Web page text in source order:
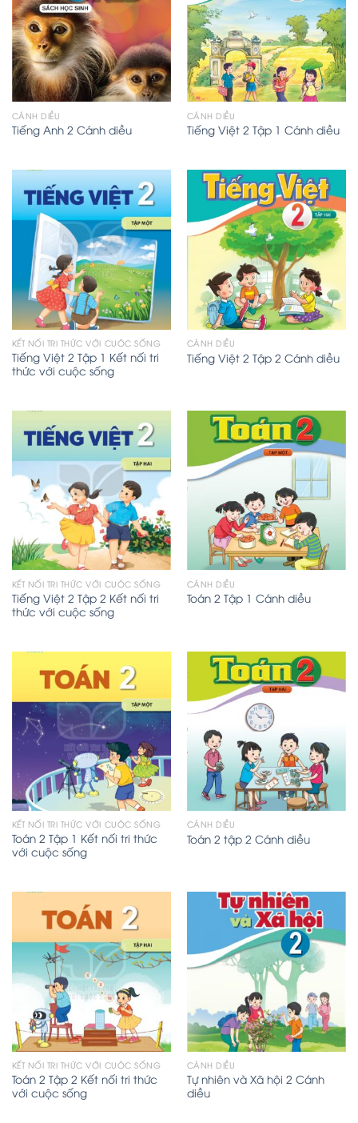
CÁNH DIỀU
Tiếng Anh 2 Cánh diều
CÁNH DIỀU
Tiếng Việt 2 Tập 1 Cánh diều
KẾT NỐI TRI THỨC VỚI CUỘC SỐNG
Tiếng Việt 2 Tập 1 Kết nối tri
thức với cuộc sống
CÁNH DIỀU
Tiếng Việt 2 Tập 2 Cánh diều
KẾT NỐI TRI THỨC VỚI CUỘC SỐNG
Tiếng Việt 2 Tập 2 Kết nối tri
thức với cuộc sống
CÁNH DIỀU
Toán 2 Tập 1 Cánh diều
KẾT NỐI TRI THỨC VỚI CUỘC SỐNG
Toán 2 Tập 1 Kết nối tri thức
với cuộc sống
CÁNH DIỀU
Toán 2 tập 2 Cánh diều
KẾT NỐI TRI THỨC VỚI CUỘC SỐNG
Toán 2 Tập 2 Kết nối tri thức
với cuộc sống
CÁNH DIỀU
Tự nhiên và Xã hội 2 Cánh
diều